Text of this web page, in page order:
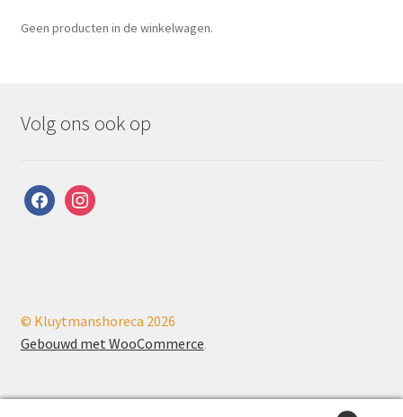
Geen producten in de winkelwagen.
Volg ons ook op
facebookinstagram
© Kluytmanshoreca 2026
Gebouwd met WooCommerce.